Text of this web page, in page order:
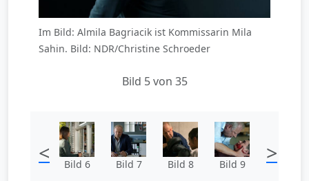
Im Bild: Almila Bagriacik ist Kommissarin Mila
Sahin. Bild: NDR/Christine Schroeder
Bild 5 von 35
< Bild 6 Bild 7 Bild 8 Bild 9 >